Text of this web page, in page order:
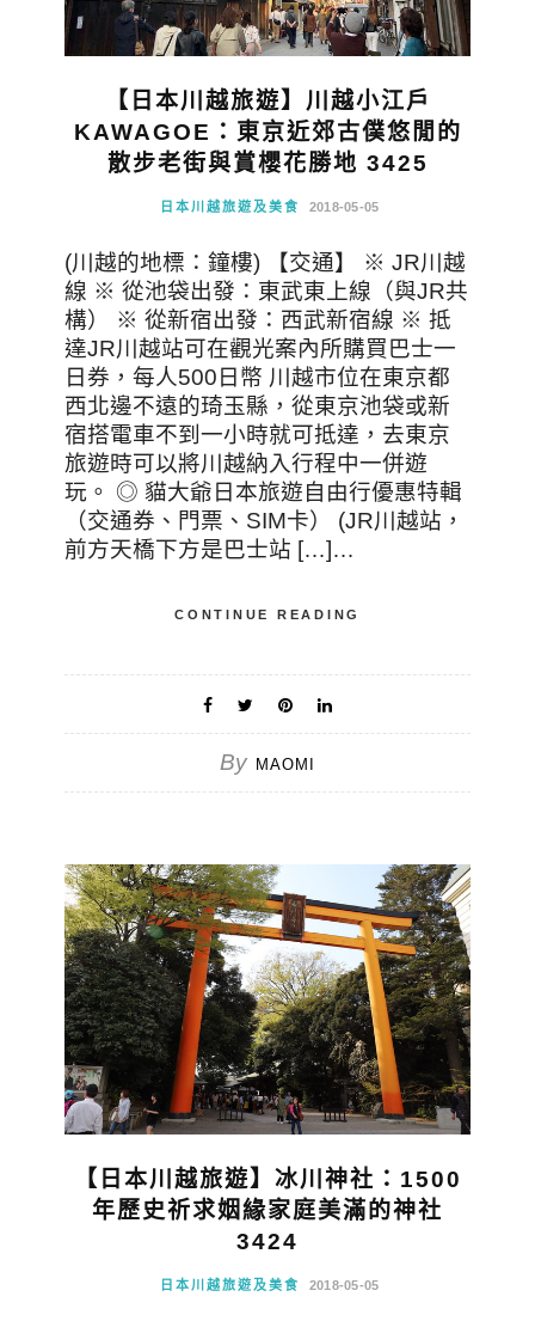
【日本川越旅遊】川越小江戶
KAWAGOE：東京近郊古僕悠閒的
散步老街與賞櫻花勝地 3425
日本川越旅遊及美食 2018-05-05
(川越的地標：鐘樓) 【交通】 ※ JR川越
線 ※ 從池袋出發：東武東上線（與JR共
構） ※ 從新宿出發：西武新宿線 ※ 抵
達JR川越站可在觀光案內所購買巴士一
日券，每人500日幣 川越市位在東京都
西北邊不遠的琦玉縣，從東京池袋或新
宿搭電車不到一小時就可抵達，去東京
旅遊時可以將川越納入行程中一併遊
玩。 ◎ 貓大爺日本旅遊自由行優惠特輯
（交通券、門票、SIM卡） (JR川越站，
前方天橋下方是巴士站 […]…
CONTINUE READING
By MAOMI
【日本川越旅遊】冰川神社：1500
年歷史祈求姻緣家庭美滿的神社
3424
日本川越旅遊及美食 2018-05-05